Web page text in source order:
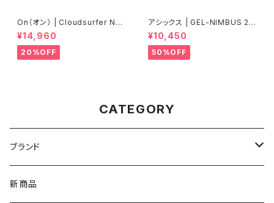
On（オン） | Cloudsurfer Nex
t | White/White | Men
¥14,960
20%OFF
アシックス | GEL-NIMBUS 27
| WHITE/GLACIER GREY | M
en
¥10,450
50%OFF
CATEGORY
ブランド
asics（アシックス）
新商品